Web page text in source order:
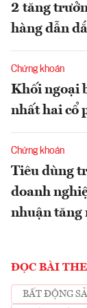
2 tăng
hàng dẫn
Chứng khoán
Khối ngoại
nhất hai cổ
Chứng khoán
Tiêu dùng
doanh
nhuận tăng
ĐỌC BÀI
BẤT ĐỘNG